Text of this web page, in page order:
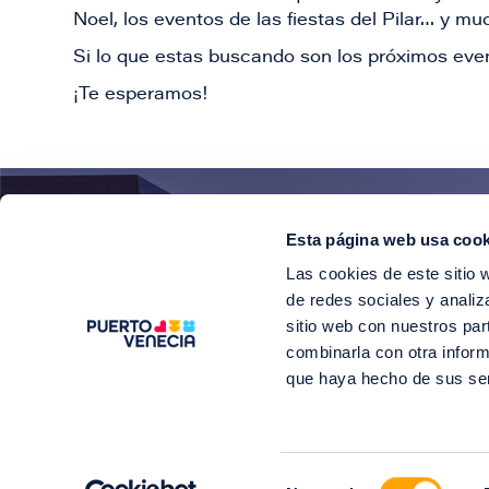
Esta página web usa
Las cookies de este sitio
de redes sociales y
sitio web con nuestros
combinarla con otra
que haya hecho de sus
Noel, los eventos de las fiestas del Pilar… y
Si lo que estas buscando son los próximos
¡Te esperamos!
Suscríbete para
Soy Puerto